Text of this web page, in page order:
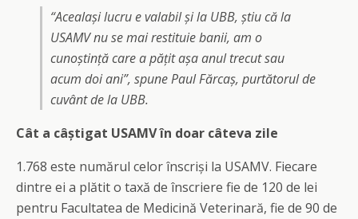
“Acealași lucru e valabil și la UBB, știu că la
USAMV nu se mai restituie banii, am o
cunoștință care a pățit așa anul trecut sau
acum doi ani”, spune Paul Fărcaș, purtătorul de
cuvânt de la UBB.
Cât a câștigat USAMV în doar câteva zile
1.768 este numărul celor înscriși la USAMV. Fiecare
dintre ei a plătit o taxă de înscriere fie de 120 de lei
pentru Facultatea de Medicină Veterinară, fie de 90 de